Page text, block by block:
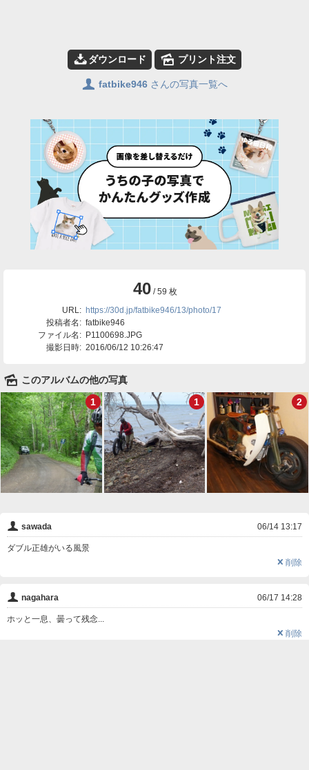
📥ダウンロード 🌄 プリント注文
👤 fatbike946 さんの写真一覧へ
40/ 59 枚
URL: https://30d.jp/fatbike946/13/photo/17
投稿者名: fatbike946
ファイル名: P1100698.JPG
撮影日時: 2016/06/12 10:26:47
🌄 このアルバムの他の写真
1
1 2
👤 sawada 06/14 13:17
ダブル正雄がいる風景
❌ 削除
👤 nagahara 06/17 14:28
ホッと一息、曇って残念...
❌ 削除